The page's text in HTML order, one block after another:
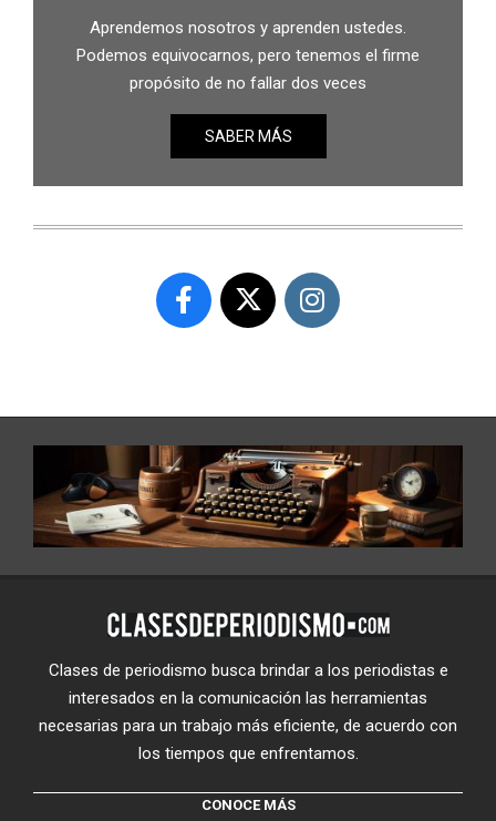
Aprendemos nosotros y aprenden ustedes.
Podemos equivocarnos, pero tenemos el firme
propósito de no fallar dos veces
SABER MÁS
Clases de periodismo busca brindar a los periodistas e
interesados en la comunicación las herramientas
necesarias para un trabajo más eficiente, de acuerdo con
los tiempos que enfrentamos.
CONOCE MÁS